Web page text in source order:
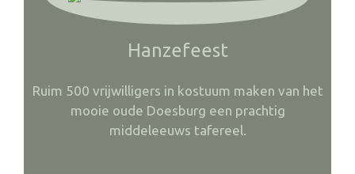
Hanzefeest
Ruim 500 vrijwilligers in kostuum maken van het
mooie oude Doesburg een prachtig
middeleeuws tafereel.